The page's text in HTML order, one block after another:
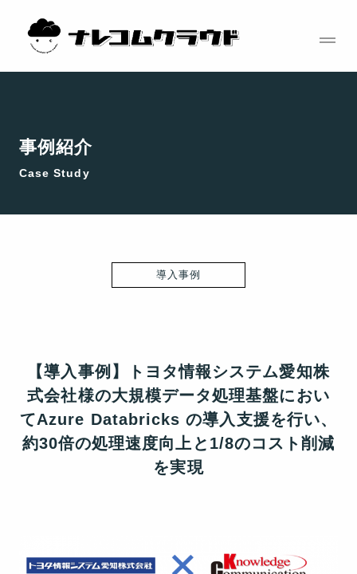
ン
事例紹介
Case Study
導入事例
【導入事例】トヨタ情報システム愛知株
式会社様の大規模データ処理基盤におい
てAzure Databricks の導入支援を行い、
約30倍の処理速度向上と1/8のコスト削減
を実現